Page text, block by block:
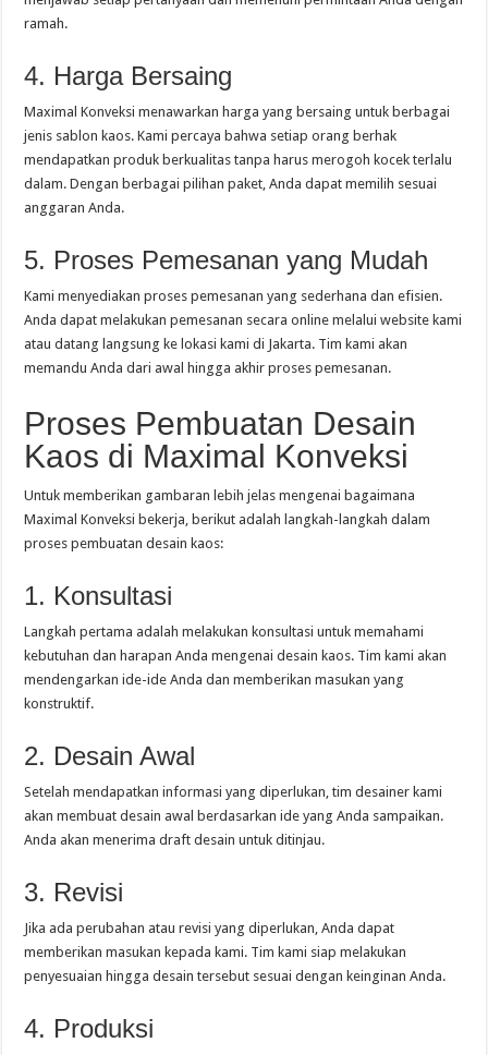
ramah.
4. Harga Bersaing
Maximal Konveksi menawarkan harga yang bersaing untuk berbagai
jenis sablon kaos. Kami percaya bahwa setiap orang berhak
mendapatkan produk berkualitas tanpa harus merogoh kocek terlalu
dalam. Dengan berbagai pilihan paket, Anda dapat memilih sesuai
anggaran Anda.
5. Proses Pemesanan yang Mudah
Kami menyediakan proses pemesanan yang sederhana dan efisien.
Anda dapat melakukan pemesanan secara online melalui website kami
atau datang langsung ke lokasi kami di Jakarta. Tim kami akan
memandu Anda dari awal hingga akhir proses pemesanan.
Proses Pembuatan Desain
Kaos di Maximal Konveksi
Untuk memberikan gambaran lebih jelas mengenai bagaimana
Maximal Konveksi bekerja, berikut adalah langkah-langkah dalam
proses pembuatan desain kaos:
1. Konsultasi
Langkah pertama adalah melakukan konsultasi untuk memahami
kebutuhan dan harapan Anda mengenai desain kaos. Tim kami akan
mendengarkan ide-ide Anda dan memberikan masukan yang
konstruktif.
2. Desain Awal
Setelah mendapatkan informasi yang diperlukan, tim desainer kami
akan membuat desain awal berdasarkan ide yang Anda sampaikan.
Anda akan menerima draft desain untuk ditinjau.
3. Revisi
Jika ada perubahan atau revisi yang diperlukan, Anda dapat
memberikan masukan kepada kami. Tim kami siap melakukan
penyesuaian hingga desain tersebut sesuai dengan keinginan Anda.
4. Produksi